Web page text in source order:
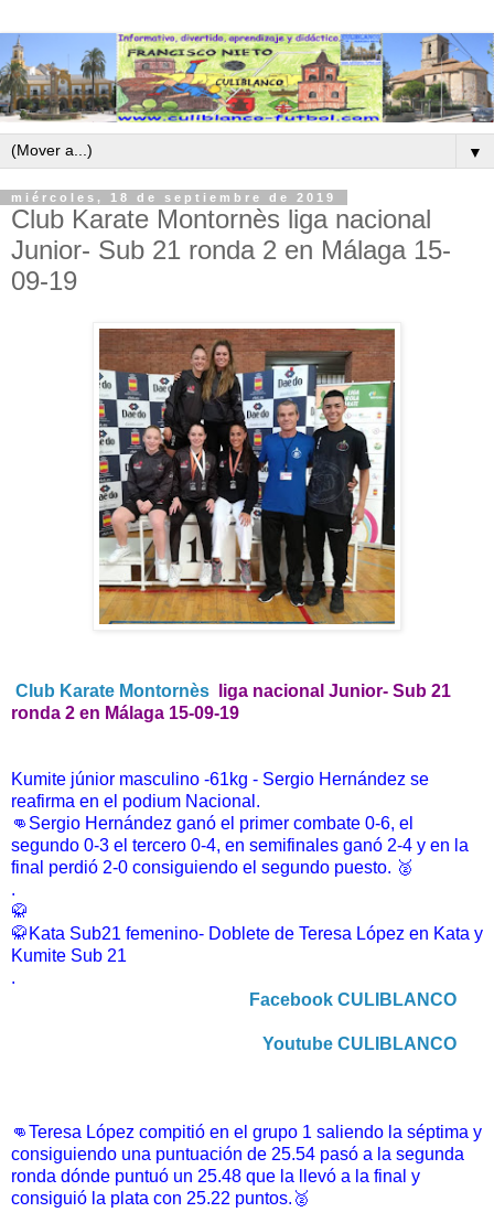
▼
miércoles, 18 de septiembre de 2019
Club Karate Montornès liga nacional
Junior- Sub 21 ronda 2 en Málaga 15-
09-19
Club Karate Montornès
liga nacional Junior- Sub 21
ronda 2 en Málaga 15-09-19
Kumite júnior masculino -61kg - Sergio Hernández se
reafirma en el podium Nacional.
👊Sergio Hernández ganó el primer combate 0-6, el
segundo 0-3 el tercero 0-4, en semifinales ganó 2-4 y en la
final perdió 2-0 consiguiendo el segundo puesto. 🥈
.
🥋
🥋Kata Sub21 femenino- Doblete de Teresa López en Kata y
Kumite Sub 21
.
Facebook CULIBLANCO
Youtube CULIBLANCO
👊Teresa López compitió en el grupo 1 saliendo la séptima y
consiguiendo una puntuación de 25.54 pasó a la segunda
ronda dónde puntuó un 25.48 que la llevó a la final y
consiguió la plata con 25.22 puntos.🥈